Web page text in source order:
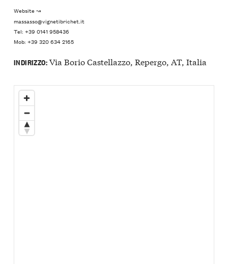
Website ↝
massasso@vignetibrichet.it
Tel: +39 0141 958436
Mob: +39 320 634 2165
INDIRIZZO:Via Borio Castellazzo, Repergo, AT, Italia